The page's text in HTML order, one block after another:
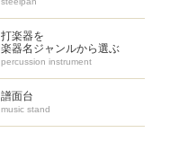
打楽器を
楽器名ジャンルから選ぶ
percussion instrument
譜面台
music stand